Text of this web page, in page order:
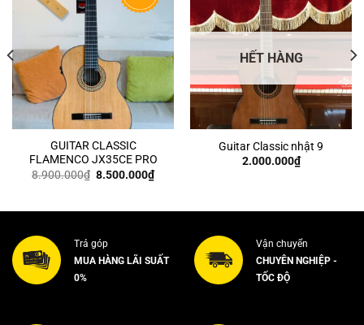
GUITAR CLASSIC
FLAMENCO JX35CE PRO
8.900.000₫ Giá
8.500.000₫Giá
hiện
8.500.000₫.
HẾT HÀNG
Guitar Classic nhật 9
2.000.000₫
Trả góp
MUA HÀNG LÃI SUẤT
0%
Vận chuyển
CHUYÊN NGHIỆP -
TỐC ĐỘ